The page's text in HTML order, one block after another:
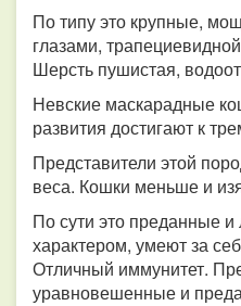
По типу это крупные,
глазами,
Шерсть пушистая,
Невские маскарадные
развития достигают к
Представители этой
веса. Кошки меньше и
По сути это преданные
характером, умеют за
Отличный иммунитет.
уравновешенные и